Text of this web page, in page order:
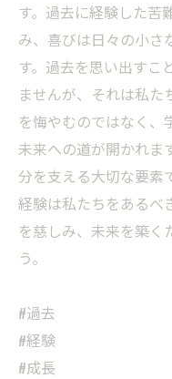
す。過去に経験した苦
み、喜びは日々の小さ
す。過去を思い出すこ
ませんが、それは私た
を悔やむのではなく、
未来への道が開かれま
分を支える大切な要素
経験は私たちをあるべ
を慈しみ、未来を築く
う。
#過去
#経験
#成長